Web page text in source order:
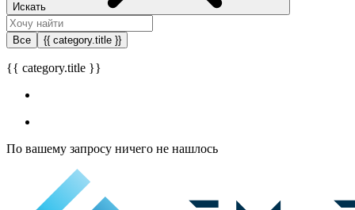
Искать
Все {{ category.title }}
{{ category.title }}
По вашему запросу ничего не нашлось